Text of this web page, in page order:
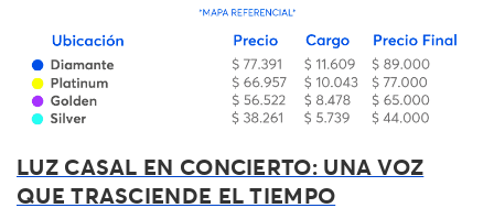
LUZ CASAL EN CONCIERTO: UNA VOZ
QUE TRASCIENDE EL TIEMPO